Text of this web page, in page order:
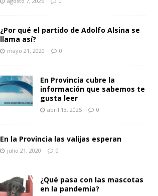
¿Por qué el partido de Adolfo Alsina se
llama así?
mayo 21, 2020 0
En Provincia cubre la
información que sabemos te
gusta leer
abril 13, 2025 0
En la Provincia las valijas esperan
julio 21, 2020 0
¿Qué pasa con las mascotas
en la pandemia?